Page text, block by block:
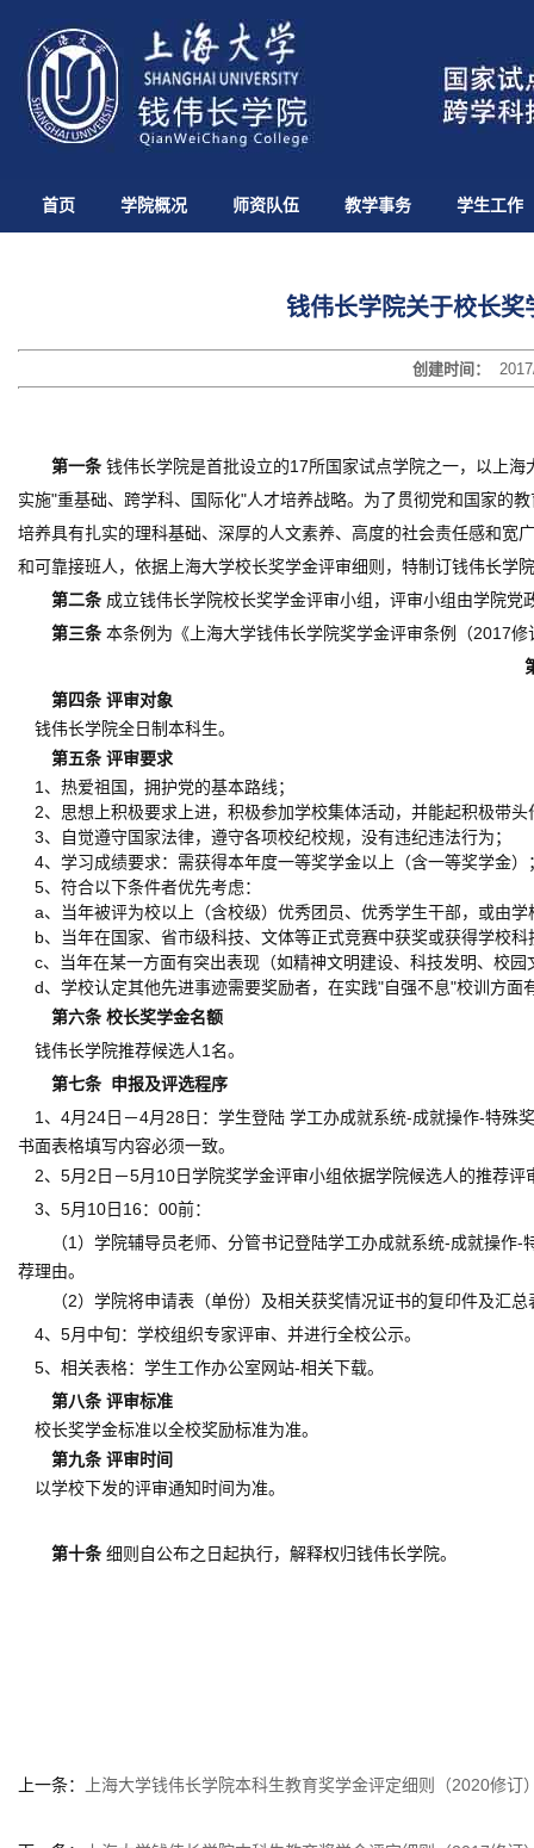
首页 学院概况 师资队伍 教学事务 学生工作
钱伟长学院关于校长
创建时间：
第一条 钱伟长学院是首批设立的17所国家试点学院之一，以上
实施"重基础、跨学科、国际化"人才培养战略。为了贯彻党和国家的
培养具有扎实的理科基础、深厚的人文素养、高度的社会责任感和宽
和可靠接班人，依据上海大学校长奖学金评审细则，特制订钱伟长学
第二条 成立钱伟长学院校长奖学金评审小组，评审小组由学院党
第三条 本条例为《上海大学钱伟长学院奖学金评审条例（2017修
第四条 评审对象
钱伟长学院全日制本科生。
第五条 评审要求
1 、热爱祖国，拥护党的基本路线；
2、思想上积极要求上进，积极参加学校集体活动，并能起积极带头
3、自觉遵守国家法律，遵守各项校纪校规，没有违纪违法行为；
4、学习成绩要求：需获得本年度一等奖学金以上（含一等奖学金）
5、符合以下条件者优先考虑：
a、当年被评为校以上（含校级）优秀团员、优秀学生干部，或由
b、当年在国家、省市级科技、文体等正式竞赛中获奖或获得学校
c、当年在某一方面有突出表现（如精神文明建设、科技发明、校
d、学校认定其他先进事迹需要奖励者，在实践"自强不息"校训方面
第六条 校长奖学金名额
钱伟长学院推荐候选人1 名。
第七条 申报及评选程序
1 、 4月 24日－4月 28 日：学生登陆 学工办成就系统-成就操作-特殊
书面表格填写内容必须一致。
2、 5月 2 日－5月 10日学院奖学金评审小组依据学院候选人的推荐评
3、 5月 10日 16： 00前：
（1）学院辅导员老师、分管书记登陆学工办成就系统-成就操作-
荐理由。
（2）学院将申请表（单份）及相关获奖情况证书的复印件及汇
4、 5月中旬：学校组织专家评审、并进行全校公示。
5、相关表格：学生工作办公室网站-相关下载。
第八条 评审标准
校长奖学金标准以全校奖励标准为准。
第九条 评审时间
以学校下发的评审通知时间为准。
第十条 细则自公布之日起执行，解释权归钱伟长学院。
上一条： 上海大学钱伟长学院本科生教育奖学金评定细则（2020修订